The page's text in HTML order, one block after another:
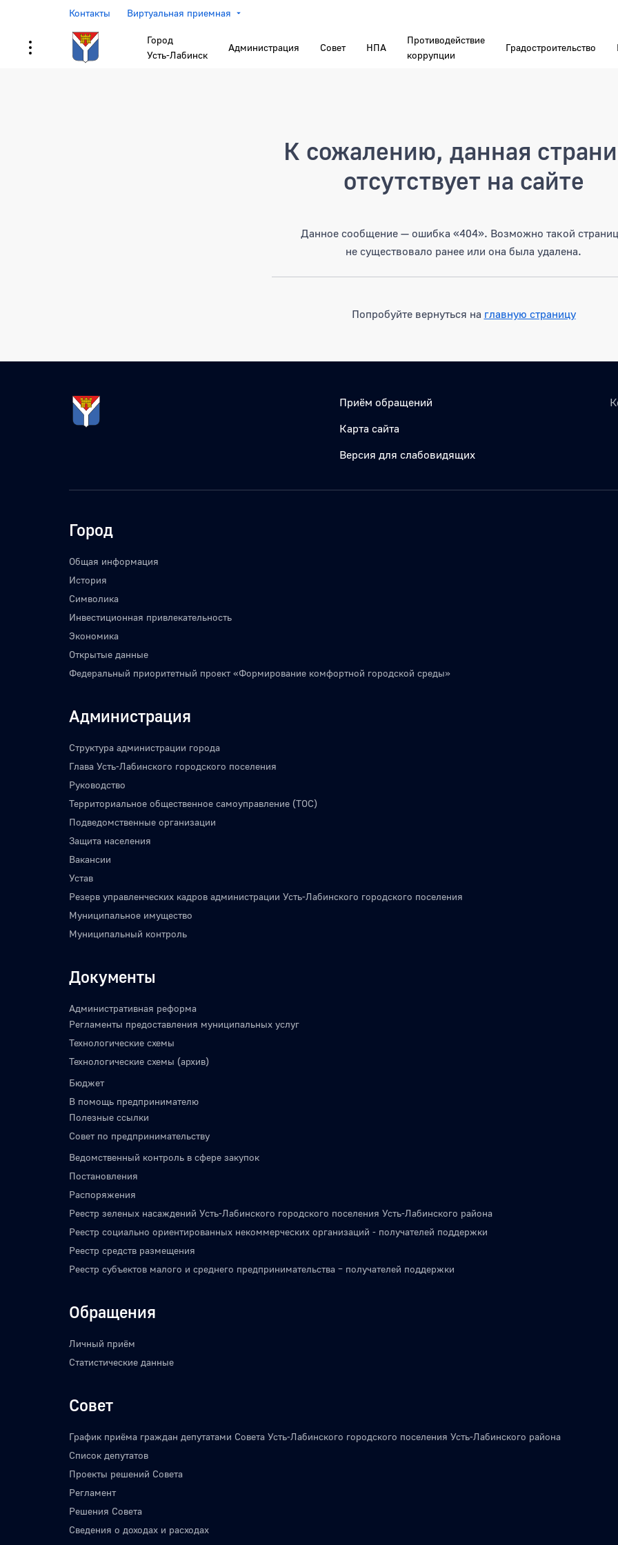
Контакты Виртуальная приемная
Город
Усть-Лабинск
Администрация Совет НПА
Противодействие
коррупции
Градостроительство
К сожалению, данная
отсутствует на сайте
Данное сообщение — ошибка «404». Возможно такой
не существовало ранее или она была удалена.
Попробуйте вернуться на главную страницу
Приём обращений
Карта сайта
Версия для слабовидящих
Город
Общая информация
История
Символика
Инвестиционная привлекательность
Экономика
Открытые данные
Федеральный приоритетный проект «Формирование комфортной городской среды»
Администрация
Структура администрации города
Глава Усть-Лабинского городского поселения
Руководство
Территориальное общественное самоуправление (ТОС)
Подведомственные организации
Защита населения
Вакансии
Устав
Резерв управленческих кадров администрации Усть-Лабинского городского поселения
Муниципальное имущество
Муниципальный контроль
Документы
Административная реформа
Регламенты предоставления муниципальных услуг
Технологические схемы
Технологические схемы (архив)
Бюджет
В помощь предпринимателю
Полезные ссылки
Совет по предпринимательству
Ведомственный контроль в сфере закупок
Постановления
Распоряжения
Реестр зеленых насаждений Усть-Лабинского городского поселения Усть-Лабинского района
Реестр социально ориентированных некоммерческих организаций - получателей поддержки
Реестр средств размещения
Реестр субъектов малого и среднего предпринимательства – получателей поддержки
Обращения
Личный приём
Статистические данные
Совет
График приёма граждан депутатами Совета Усть-Лабинского городского поселения Усть-Лабинского района
Список депутатов
Проекты решений Совета
Регламент
Решения Совета
Сведения о доходах и расходах